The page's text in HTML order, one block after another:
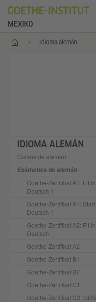
MEXIKO
Inicio Idioma alemán
IDIOMA ALEMÁN
Cursos de alemán
Exámenes de alemán
Goethe-Zertifikat A1: Fit in
Deutsch 1
Goethe-Zertifikat A1: Start
Deutsch 1
Goethe-Zertifikat A2: Fit in
Deutsch
Goethe-Zertifikat A2
Goethe-Zertifikat B1
Goethe-Zertifikat B2
Goethe-Zertifikat C1
Goethe-Zertifikat C2: GDS